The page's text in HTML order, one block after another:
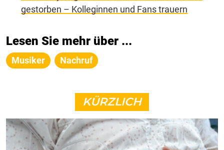
gestorben – Kolleginnen und Fans trauern
Lesen Sie mehr über ...
Musiker Nachruf
KÜRZLICH